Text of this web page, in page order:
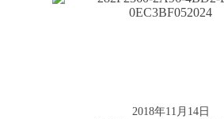
2018年11月14日